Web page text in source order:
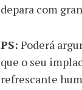
depara com
PS: Poderá
que o seu
refrescante